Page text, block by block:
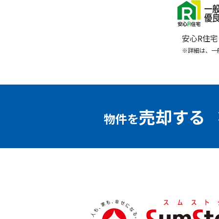
安心R住
※詳細は、一
物件を売却する